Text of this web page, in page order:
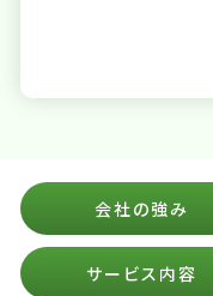
会社の強み
サービス内容